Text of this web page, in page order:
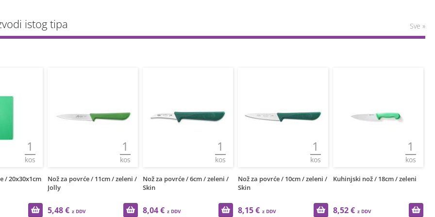
istog tipa Sve »
1
kos
/ 20x30x1cm
1
kos
Nož za povrće / 11cm / zeleni /
Jolly
5,48 €
1
kos
Nož za povrće / 6cm / zeleni /
Skin
8,04 €
1
kos
Nož za povrće / 10cm / zeleni /
Skin
8,15 €
1
kos
Kuhinjski nož / 18cm / zeleni
8,52 €